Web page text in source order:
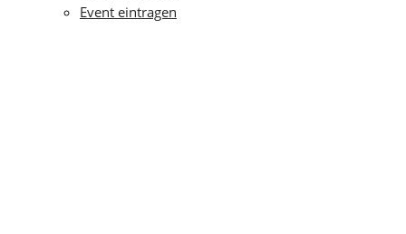
Event eintragen